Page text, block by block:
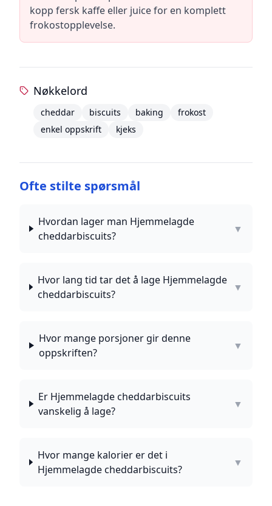
kopp fersk kaffe eller juice for en komplett
frokostopplevelse.
Nøkkelord
cheddar biscuits baking
frokost
enkel oppskrift
kjeks
Ofte stilte spørsmål
Hvordan lager man Hjemmelagde
cheddarbiscuits?
▼
Hvor lang tid tar det å lage Hjemmelagde
cheddarbiscuits?
▼
Hvor mange porsjoner gir denne
oppskriften?
▼
Er Hjemmelagde cheddarbiscuits
vanskelig å lage?
▼
Hvor mange kalorier er det i
Hjemmelagde cheddarbiscuits?
▼